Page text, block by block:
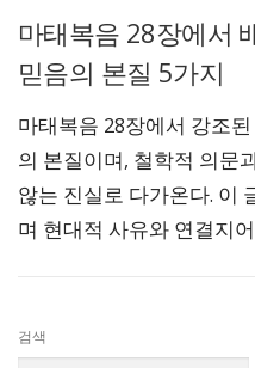
마태복음 28장에서
믿음의 본질 5가지
마태복음 28장에서 강조
의 본질이며, 철학적 의문
않는 진실로 다가온다. 이
며 현대적 사유와 연결지
검색